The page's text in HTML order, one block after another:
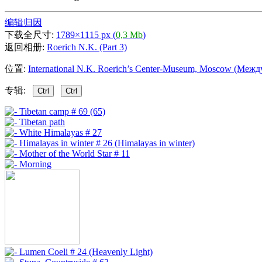
编辑归因
下载全尺寸: 1789×1115 px (0,3 Mb)
返回相册: Roerich N.K. (Part 3)
位置: International N.K. Roerich’s Center-Museum, Moscow
专辑: Ctrl Ctrl